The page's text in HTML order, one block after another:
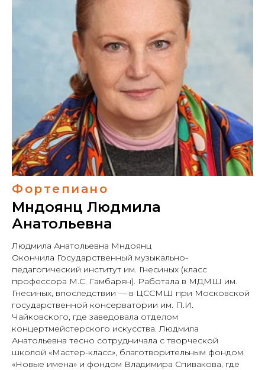
Фортепиано
Мндоянц Людмила
Анатольевна
Людмила Анатольевна Мндоянц
Окончила Государственный музыкально-
педагогический институт им. Гнесиных (класс
профессора М.С. Гамбарян). Работала в МДМШ им.
Гнесиных, впоследствии — в ЦССМШ при Московской
государственной консерватории им. П.И.
Чайковского, где заведовала отделом
концертмейстерского искусства. Людмила
Анатольевна тесно сотрудничала с творческой
школой «Мастер-класс», благотворительным фондом
«Новые имена» и фондом Владимира Спивакова, где